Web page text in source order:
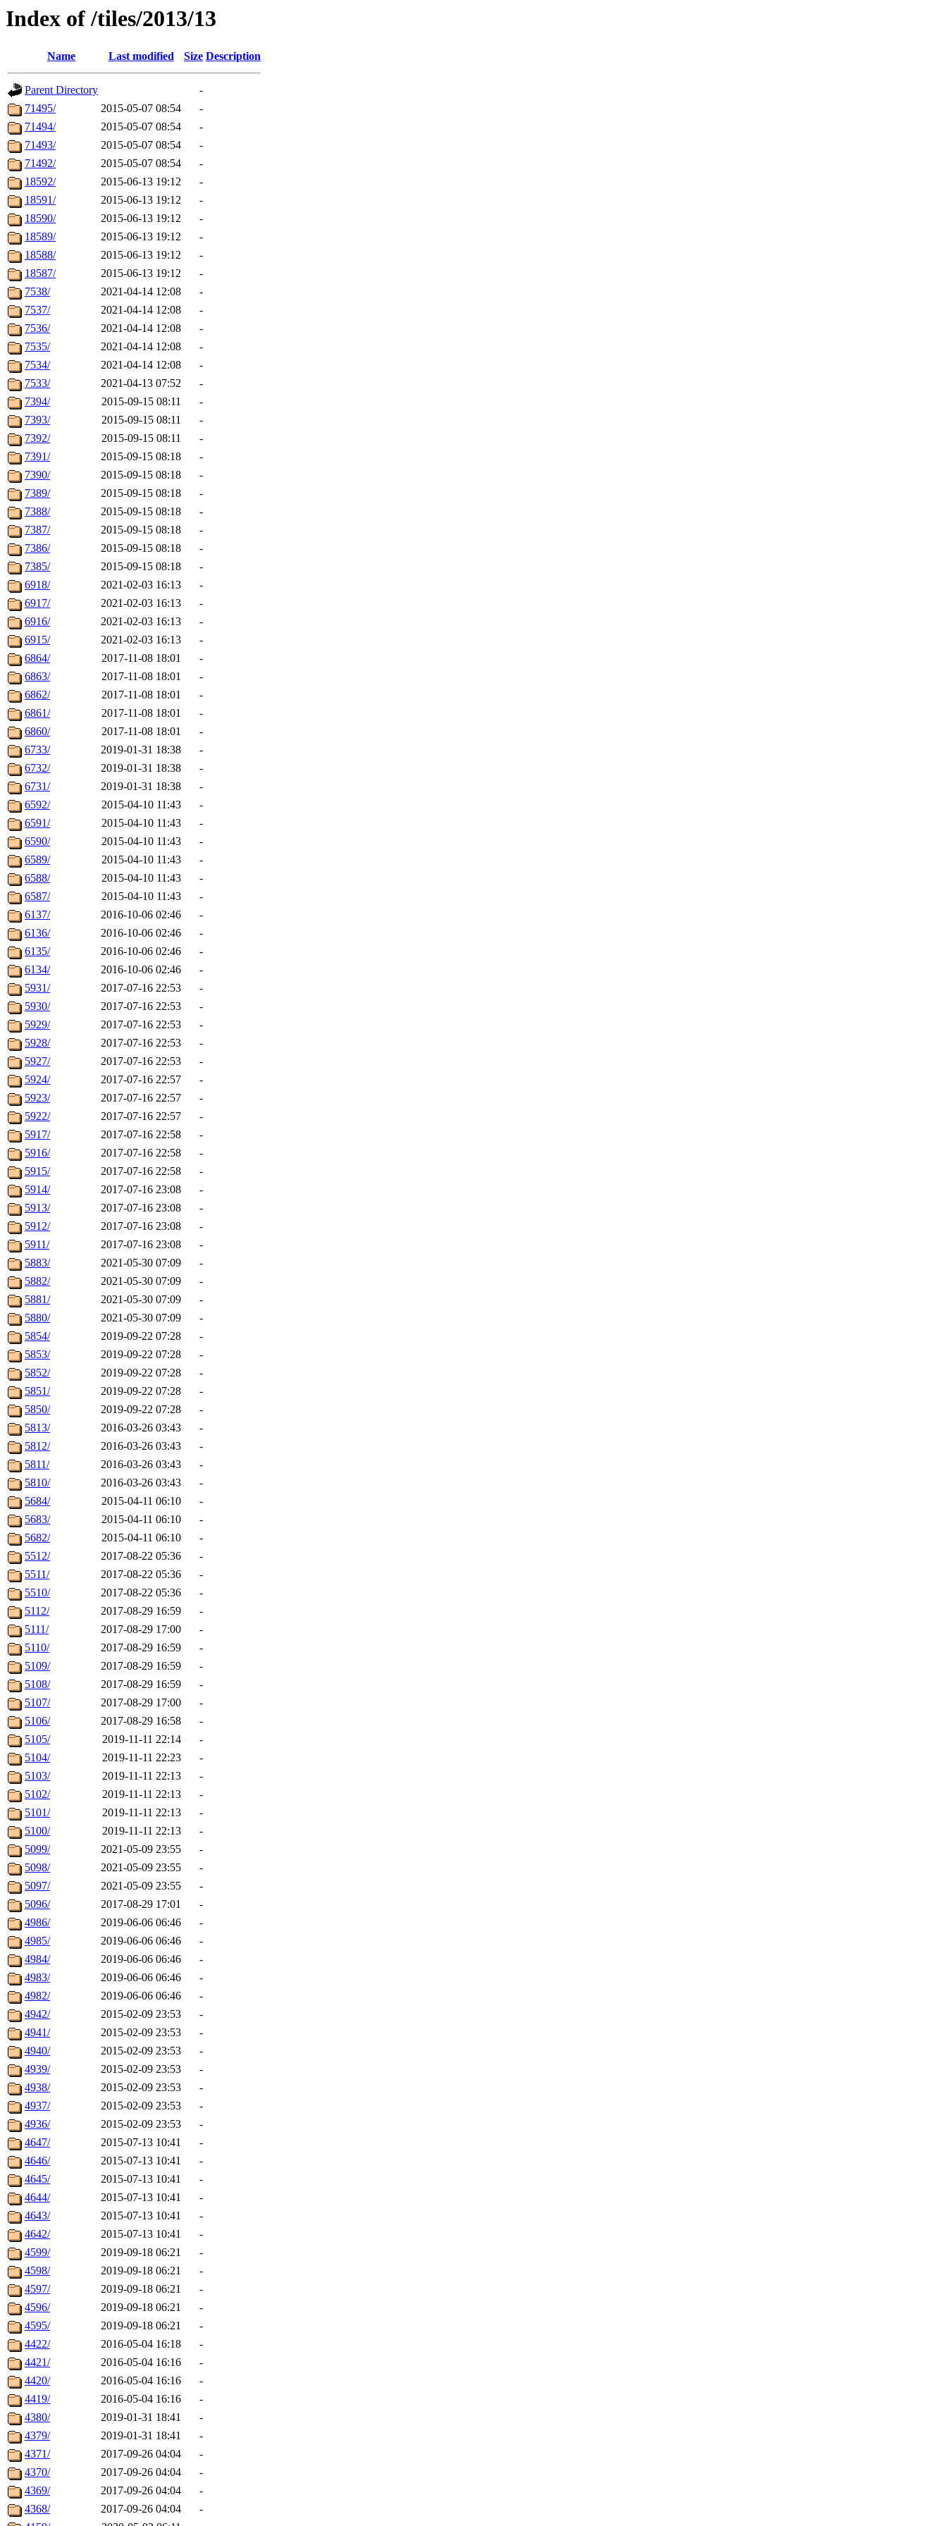
Index of /tiles/2013/13
Name Last modified Size Description
Parent Directory
-
71495/
2015-05-07 08:54
-
71494/
2015-05-07 08:54
-
71493/
2015-05-07 08:54
-
71492/
2015-05-07 08:54
-
18592/
2015-06-13 19:12
-
18591/
2015-06-13 19:12
-
18590/
2015-06-13 19:12
-
18589/
2015-06-13 19:12
-
18588/
2015-06-13 19:12
-
18587/
2015-06-13 19:12
-
7538/
2021-04-14 12:08
-
7537/
2021-04-14 12:08
-
7536/
2021-04-14 12:08
-
7535/
2021-04-14 12:08
-
7534/
2021-04-14 12:08
-
7533/
2021-04-13 07:52
-
7394/
2015-09-15 08:11
-
7393/
2015-09-15 08:11
-
7392/
2015-09-15 08:11
-
7391/
2015-09-15 08:18
-
7390/
2015-09-15 08:18
-
7389/
2015-09-15 08:18
-
7388/
2015-09-15 08:18
-
7387/
2015-09-15 08:18
-
7386/
2015-09-15 08:18
-
7385/
2015-09-15 08:18
-
6918/
2021-02-03 16:13
-
6917/
2021-02-03 16:13
-
6916/
2021-02-03 16:13
-
6915/
2021-02-03 16:13
-
6864/
2017-11-08 18:01
-
6863/
2017-11-08 18:01
-
6862/
2017-11-08 18:01
-
6861/
2017-11-08 18:01
-
6860/
2017-11-08 18:01
-
6733/
2019-01-31 18:38
-
6732/
2019-01-31 18:38
-
6731/
2019-01-31 18:38
-
6592/
2015-04-10 11:43
-
6591/
2015-04-10 11:43
-
6590/
2015-04-10 11:43
-
6589/
2015-04-10 11:43
-
6588/
2015-04-10 11:43
-
6587/
2015-04-10 11:43
-
6137/
2016-10-06 02:46
-
6136/
2016-10-06 02:46
-
6135/
2016-10-06 02:46
-
6134/
2016-10-06 02:46
-
5931/
2017-07-16 22:53
-
5930/
2017-07-16 22:53
-
5929/
2017-07-16 22:53
-
5928/
2017-07-16 22:53
-
5927/
2017-07-16 22:53
-
5924/
2017-07-16 22:57
-
5923/
2017-07-16 22:57
-
5922/
2017-07-16 22:57
-
5917/
2017-07-16 22:58
-
5916/
2017-07-16 22:58
-
5915/
2017-07-16 22:58
-
5914/
2017-07-16 23:08
-
5913/
2017-07-16 23:08
-
5912/
2017-07-16 23:08
-
5911/
2017-07-16 23:08
-
5883/
2021-05-30 07:09
-
5882/
2021-05-30 07:09
-
5881/
2021-05-30 07:09
-
5880/
2021-05-30 07:09
-
5854/
2019-09-22 07:28
-
5853/
2019-09-22 07:28
-
5852/
2019-09-22 07:28
-
5851/
2019-09-22 07:28
-
5850/
2019-09-22 07:28
-
5813/
2016-03-26 03:43
-
5812/
2016-03-26 03:43
-
5811/
2016-03-26 03:43
-
5810/
2016-03-26 03:43
-
5684/
2015-04-11 06:10
-
5683/
2015-04-11 06:10
-
5682/
2015-04-11 06:10
-
5512/
2017-08-22 05:36
-
5511/
2017-08-22 05:36
-
5510/
2017-08-22 05:36
-
5112/
2017-08-29 16:59
-
5111/
2017-08-29 17:00
-
5110/
2017-08-29 16:59
-
5109/
2017-08-29 16:59
-
5108/
2017-08-29 16:59
-
5107/
2017-08-29 17:00
-
5106/
2017-08-29 16:58
-
5105/
2019-11-11 22:14
-
5104/
2019-11-11 22:23
-
5103/
2019-11-11 22:13
-
5102/
2019-11-11 22:13
-
5101/
2019-11-11 22:13
-
5100/
2019-11-11 22:13
-
5099/
2021-05-09 23:55
-
5098/
2021-05-09 23:55
-
5097/
2021-05-09 23:55
-
5096/
2017-08-29 17:01
-
4986/
2019-06-06 06:46
-
4985/
2019-06-06 06:46
-
4984/
2019-06-06 06:46
-
4983/
2019-06-06 06:46
-
4982/
2019-06-06 06:46
-
4942/
2015-02-09 23:53
-
4941/
2015-02-09 23:53
-
4940/
2015-02-09 23:53
-
4939/
2015-02-09 23:53
-
4938/
2015-02-09 23:53
-
4937/
2015-02-09 23:53
-
4936/
2015-02-09 23:53
-
4647/
2015-07-13 10:41
-
4646/
2015-07-13 10:41
-
4645/
2015-07-13 10:41
-
4644/
2015-07-13 10:41
-
4643/
2015-07-13 10:41
-
4642/
2015-07-13 10:41
-
4599/
2019-09-18 06:21
-
4598/
2019-09-18 06:21
-
4597/
2019-09-18 06:21
-
4596/
2019-09-18 06:21
-
4595/
2019-09-18 06:21
-
4422/
2016-05-04 16:18
-
4421/
2016-05-04 16:16
-
4420/
2016-05-04 16:16
-
4419/
2016-05-04 16:16
-
4380/
2019-01-31 18:41
-
4379/
2019-01-31 18:41
-
4371/
2017-09-26 04:04
-
4370/
2017-09-26 04:04
-
4369/
2017-09-26 04:04
-
4368/
2017-09-26 04:04
-